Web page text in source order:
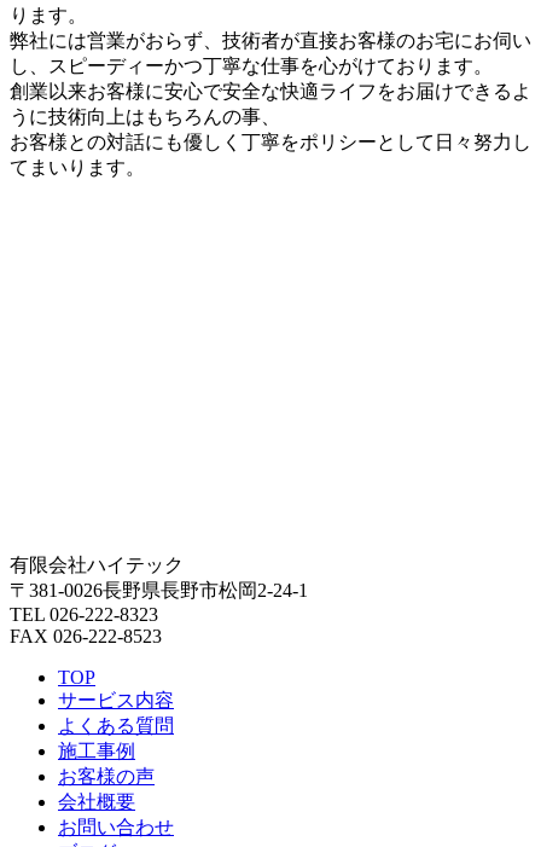
ります。
弊社には営業がおらず、技術者が直接お客様のお宅にお伺い
し、スピーディーかつ丁寧な仕事を心がけております。
創業以来お客様に安心で安全な快適ライフをお届けできるよ
うに技術向上はもちろんの事、
お客様との対話にも優しく丁寧をポリシーとして日々努力し
てまいります。
有限会社ハイテック
〒381-0026長野県長野市松岡2-24-1
TEL 026-222-8323
FAX 026-222-8523
TOP
サービス内容
よくある質問
施工事例
お客様の声
会社概要
お問い合わせ